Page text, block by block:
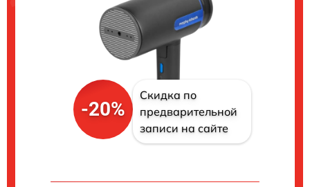
-20%
Скидка по
предварительной
записи на сайте